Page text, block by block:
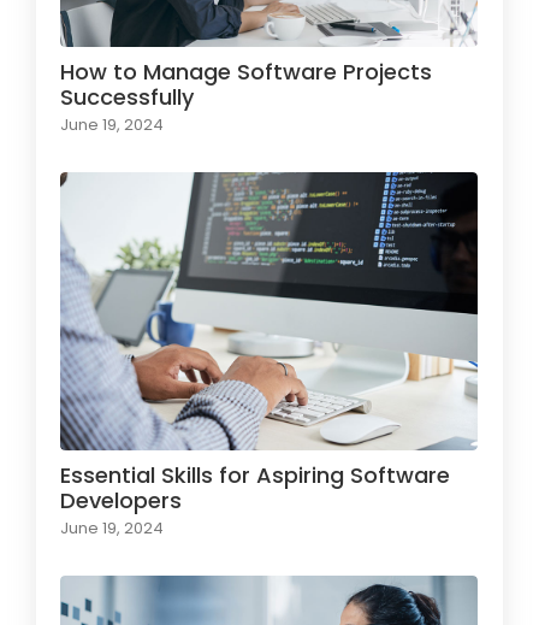
How to Manage Software Projects
Successfully
June 19, 2024
Essential Skills for Aspiring Software
Developers
June 19, 2024